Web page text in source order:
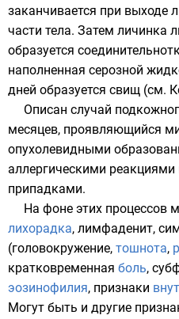
заканчивается при выходе
части тела. Затем личинка
образуется
наполненная серозной
дней образуется свищ (см.
Описан случай
месяцев, проявляющийся
опухолевидными
аллергическими
припадками.
На фоне этих процессов
лихорадка, лимфаденит,
(головокружение, тошнота,
кратковременная боль,
эозинофилия, признаки
Могут быть и другие